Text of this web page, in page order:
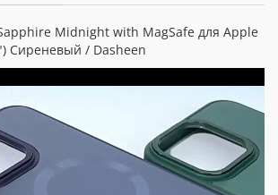
Midnight with MagSafe для Apple
Сиреневый / Dasheen